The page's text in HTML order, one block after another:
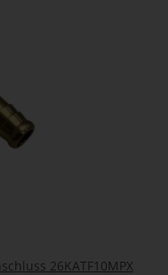
26KATF10MPX